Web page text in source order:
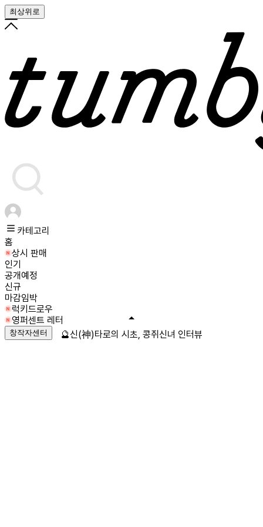
최상위로
카테고리
홈
상시 판매
인기
공개예정
신규
마감임박
럭키드로우
영퍼센트 레터
창작자센터 🔮신(神)타로의 시초, 콩쥐신녀 인터뷰